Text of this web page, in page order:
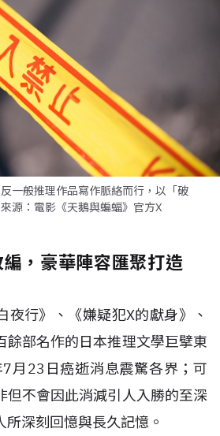
一般推理作品寫作脈絡而行，以「破
源：電影《天鵝與蝙蝠》官方X
，豪華陣容匯聚打造
夜行》、《嫌疑犯X的獻身》、
餘部名作的日本推理文學巨擘東
月23日癌逝消息震驚各界；可
但不會因此消減引人入勝的至深
深刻回憶與長久記憶。